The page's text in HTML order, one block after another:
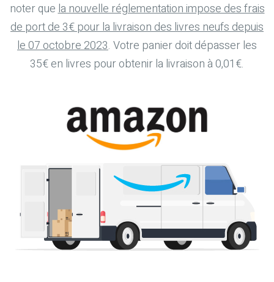
noter quela nouvelle réglementation impose des frais
de port de 3€ pour la livraison des livres neufs depuis
le 07 octobre 2023. Votre panier doit dépasser les
35€ en livres pour obtenir la livraison à 0,01€.